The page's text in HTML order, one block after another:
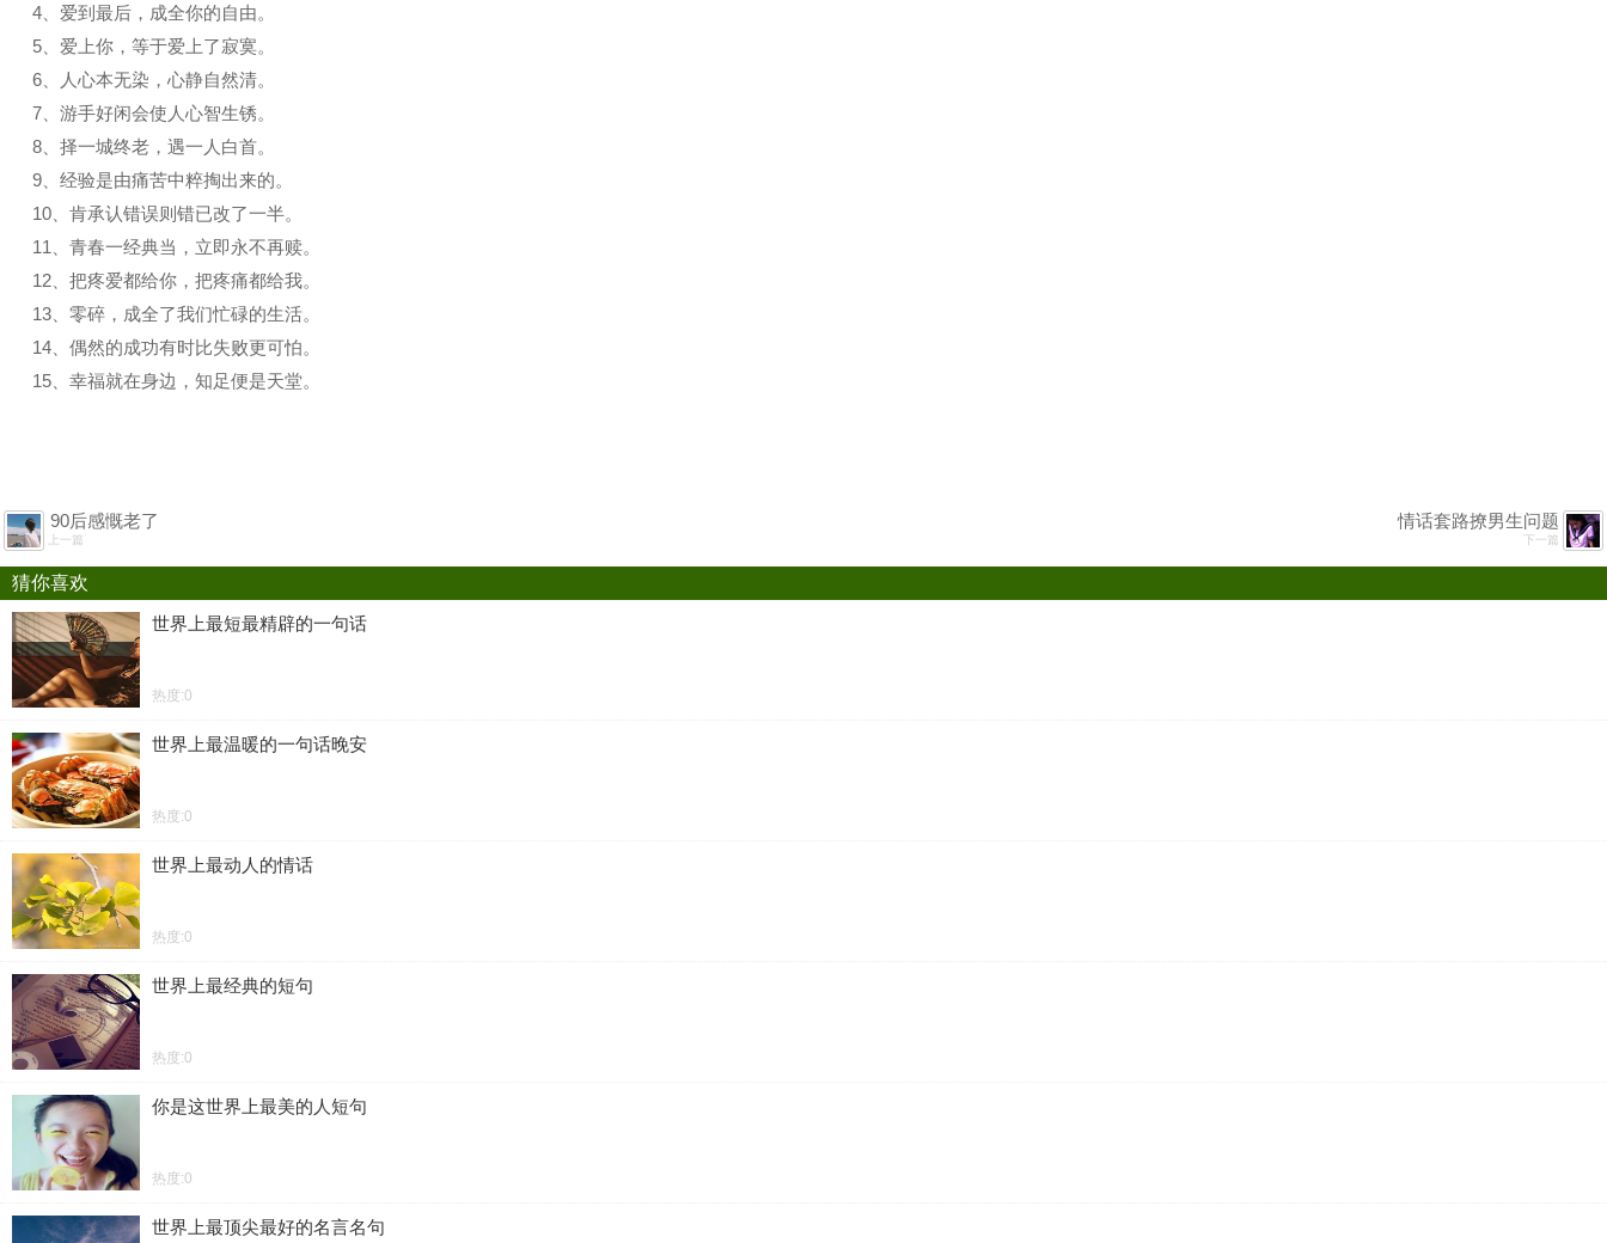
4、爱到最后，成全你的自由。
5、爱上你，等于爱上了寂寞。
6、人心本无染，心静自然清。
7、游手好闲会使人心智生锈。
8、择一城终老，遇一人白首。
9、经验是由痛苦中粹掏出来的。
10、肯承认错误则错已改了一半。
11、青春一经典当，立即永不再赎。
12、把疼爱都给你，把疼痛都给我。
13、零碎，成全了我们忙碌的生活。
14、偶然的成功有时比失败更可怕。
15、幸福就在身边，知足便是天堂。
90后感慨老了
上一篇
情话套路撩男生问题
下一篇
猜你喜欢
世界上最短最精辟的一句话
热度:0
世界上最温暖的一句话晚安
热度:0
世界上最动人的情话
热度:0
世界上最经典的短句
热度:0
你是这世界上最美的人短句
热度:0
世界上最顶尖最好的名言名句